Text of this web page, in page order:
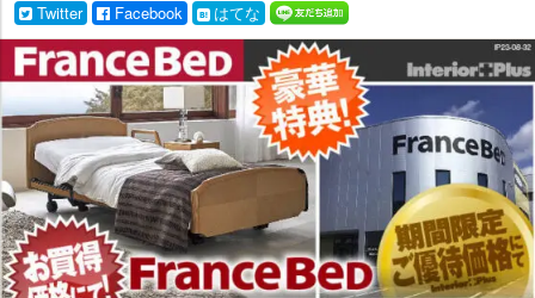
Twitter Facebook はてな